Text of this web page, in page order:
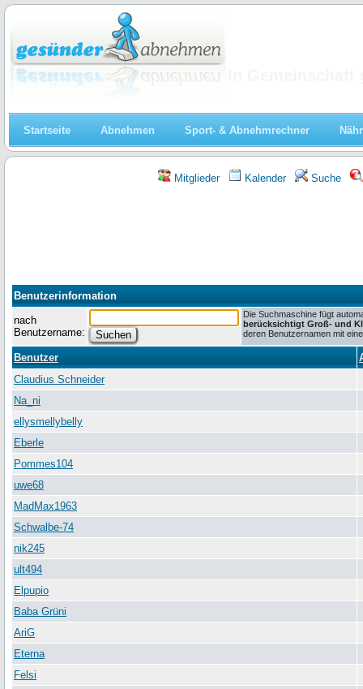
Startseite Abnehmen Sport- & Abnehmrechner
Mitglieder Kalender Suche
Benutzerinformation
nach
Benutzername:
Die Suchmaschine fügt
berücksichtigt Groß- und
deren Benutzernamen mit
Benutzer
Claudius Schneider
Na_ni
ellysmellybelly
Eberle
Pommes104
uwe68
MadMax1963
Schwalbe-74
nik245
ult494
Elpupio
Baba Grüni
AriG
Eterna
Felsi